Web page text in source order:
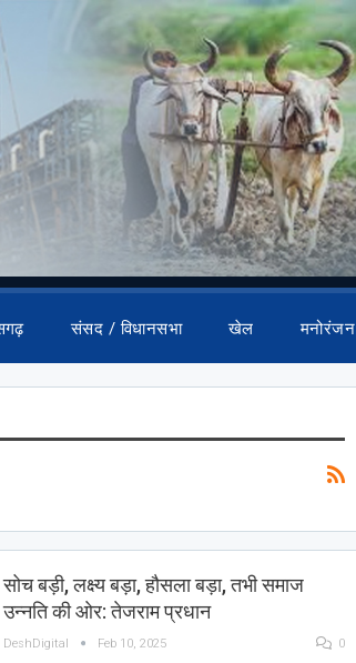
संसद / विधानसभा खेल मनोरंजन
सोच बड़ी, लक्ष्य बड़ा, हौसला बड़ा, तभी समाज
उन्नति की ओर: तेजराम प्रधान
DeshDigital Feb 10, 2025 0